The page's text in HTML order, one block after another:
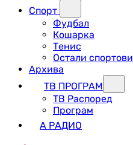
Спорт
Фудбал
Кошарка
Тенис
Остали спортови
Архива
ТВ ПРОГРАМ
ТВ Распоред
Програм
А РАДИО